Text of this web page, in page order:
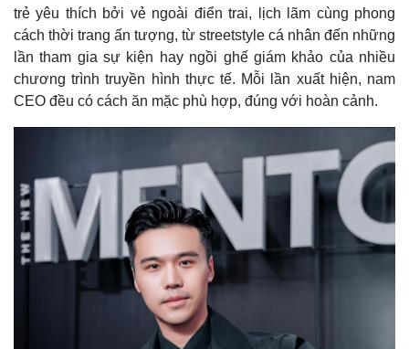
trẻ yêu thích bởi vẻ ngoài điển trai, lịch lãm cùng phong
cách thời trang ấn tượng, từ streetstyle cá nhân đến những
lần tham gia sự kiện hay ngồi ghế giám khảo của nhiều
chương trình truyền hình thực tế. Mỗi lần xuất hiện, nam
CEO đều có cách ăn mặc phù hợp, đúng với hoàn cảnh.